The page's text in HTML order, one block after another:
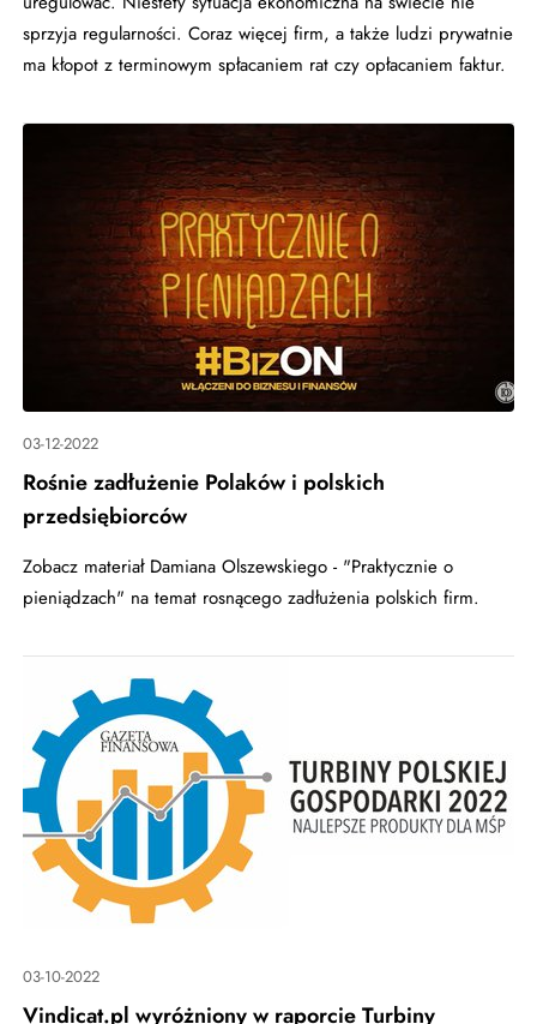
sprzyja regularności. Coraz więcej firm, a także ludzi prywatnie
ma kłopot z terminowym spłacaniem rat czy opłacaniem faktur.
03-12-2022
Rośnie zadłużenie Polaków i polskich
przedsiębiorców
Zobacz materiał Damiana Olszewskiego - "Praktycznie o
pieniądzach" na temat rosnącego zadłużenia polskich firm.
03-10-2022
Vindicat.pl wyróżniony w raporcie Turbiny